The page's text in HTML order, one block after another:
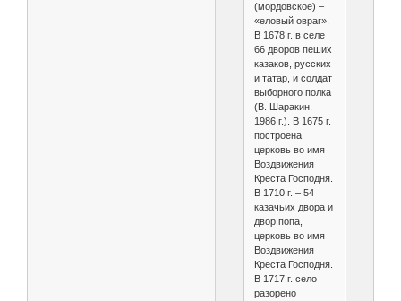
(мордовское) –
«еловый овраг».
В 1678 г. в селе
66 дворов пеших
казаков, русских
и татар, и солдат
выборного полка
(В. Шаракин,
1986 г.). В 1675 г.
построена
церковь во имя
Воздвижения
Креста Господня.
В 1710 г. – 54
казачьих двора и
двор попа,
церковь во имя
Воздвижения
Креста Господня.
В 1717 г. село
разорено